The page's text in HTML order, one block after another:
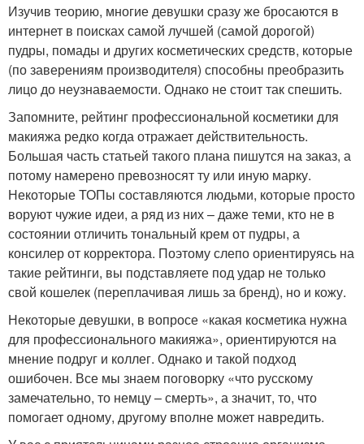
Изучив теорию, многие девушки сразу же бросаются в
интернет в поисках самой лучшей (самой дорогой)
пудры, помады и других косметических средств, которые
(по заверениям производителя) способны преобразить
лицо до неузнаваемости. Однако не стоит так спешить.
Запомните, рейтинг профессиональной косметики для
макияжа редко когда отражает действительность.
Большая часть статьей такого плана пишутся на заказ, а
потому намерено превозносят ту или иную марку.
Некоторые ТОПы составляются людьми, которые просто
воруют чужие идеи, а ряд из них – даже теми, кто не в
состоянии отличить тональный крем от пудры, а
консилер от корректора. Поэтому слепо ориентируясь на
такие рейтинги, вы подставляете под удар не только
свой кошелек (переплачивая лишь за бренд), но и кожу.
Некоторые девушки, в вопросе «какая косметика нужна
для профессионального макияжа», ориентируются на
мнение подруг и коллег. Однако и такой подход
ошибочен. Все мы знаем поговорку «что русскому
замечательно, то немцу – смерть», а значит, то, что
помогает одному, другому вполне может навредить.